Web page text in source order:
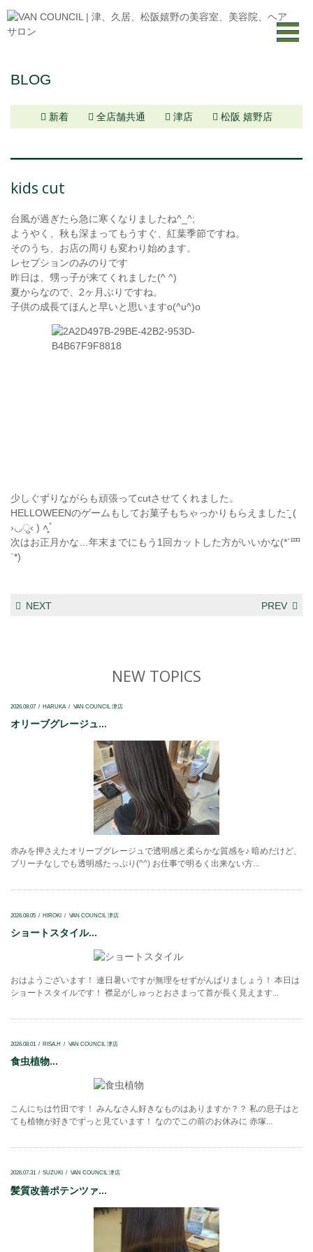
BLOG
新着 全店舗共通 津店 松阪 嬉野店
kids cut
台風が過ぎたら急に寒くなりましたね^_^;
ようやく、秋も深まってもうすぐ、紅葉季節ですね。
そのうち、お店の周りも変わり始めます。
レセプションのみのりです
昨日は、甥っ子が来てくれました(^ ^)
夏からなので、2ヶ月ぶりですね。
子供の成長てほんと早いと思いますo(^u^)o
少しぐずりながらも頑張ってcutさせてくれました。
HELLOWEENのゲームもしてお菓子もちゃっかりもらえましたˉ̞̭ (
›◡ु‹ ) ˄̻ ̊
次はお正月かな…年末までにもう1回カットした方がいいかな(*´罒
`*)
NEXT PREV
NEW TOPICS
2026.08.07 HARUKA VAN COUNCIL 津店
オリーブグレージュ...
赤みを押さえたオリーブグレージュで透明感と柔らかな質感を♪ 暗めだけど、
ブリーチなしでも透明感たっぷり(^^) お仕事で明るく出来ない方...
2026.08.05 HIROKI VAN COUNCIL 津店
ショートスタイル...
おはようございます！ 連日暑いですが無理をせずがんばりましょう！ 本日は
ショートスタイルです！ 襟足がしゅっとおさまって首が長く見えます...
2026.08.01 RISA.H VAN COUNCIL 津店
食虫植物...
こんにちは竹田です！ みんなさん好きなものはありますか？？ 私の息子はと
ても植物が好きでずっと見ています！ なのでこの前のお休みに 赤塚...
2026.07.31 SUZUKI VAN COUNCIL 津店
髪質改善ポテンツァ...